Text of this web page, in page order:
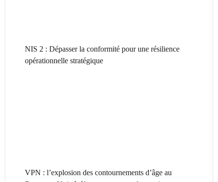
NIS 2 : Dépasser la conformité pour une résilience
opérationnelle stratégique
VPN : l’explosion des contournements d’âge au